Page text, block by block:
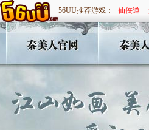
56UU推荐游戏： 仙侠道